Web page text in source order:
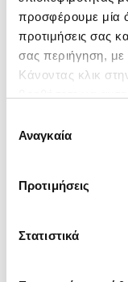
προσφέρουμε μία
προτιμήσεις σας
σας περιήγηση, με
Κάνοντας κλικ στην
ενδιαφέρουν και
συγκατάθεσης
Αναγκαία
Προτιμήσεις
Στατιστικά